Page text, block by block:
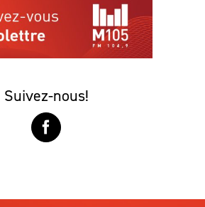
Suivez-nous!